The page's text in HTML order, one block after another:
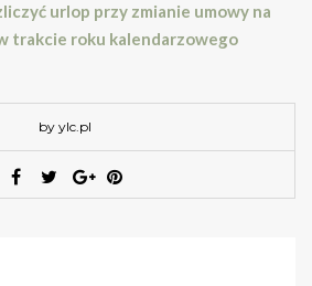
urlop przy zmianie umowy na
trakcie roku kalendarzowego
by ylc.pl